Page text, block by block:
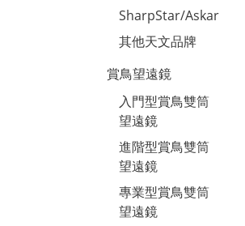
SharpStar/Askar
其他天文品牌
賞鳥望遠鏡
入門型賞鳥雙筒
望遠鏡
進階型賞鳥雙筒
望遠鏡
專業型賞鳥雙筒
望遠鏡